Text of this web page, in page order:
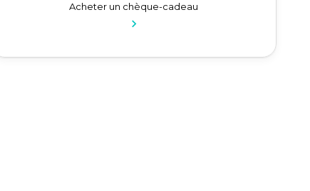
Acheter un chèque-cadeau